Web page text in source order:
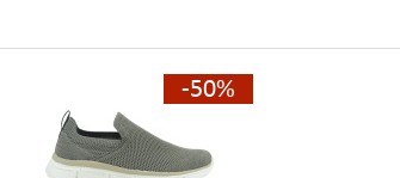
-50%